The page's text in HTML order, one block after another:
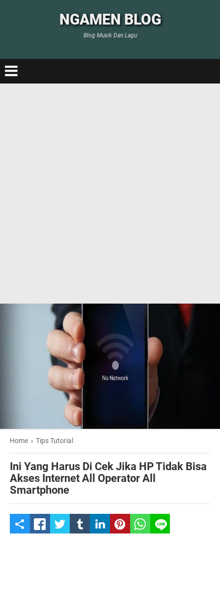
NGAMEN BLOG
Blog Musik Dan Lagu
Home › Tips Tutorial
Ini Yang Harus Di Cek Jika HP Tidak Bisa
Akses Internet All Operator All
Smartphone
S